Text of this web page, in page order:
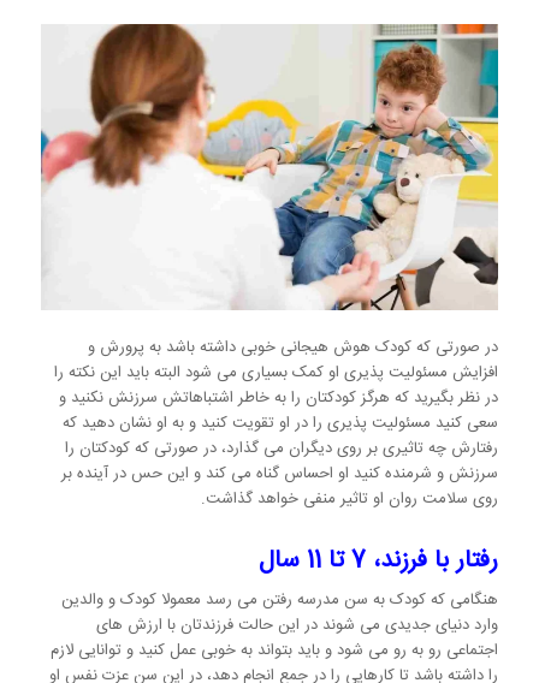
در صورتی که کودک هوش هیجانی خوبی داشته باشد به پرورش و
افزایش مسئولیت پذیری او کمک بسیاری می شود البته باید این نکته را
در نظر بگیرید که هرگز کودکتان را به خاطر اشتباهاتش سرزنش نکنید و
سعی کنید مسئولیت پذیری را در او تقویت کنید و به او نشان دهید که
رفتارش چه تاثیری بر روی دیگران می گذارد، در صورتی که کودکتان را
سرزنش و شرمنده کنید او احساس گناه می کند و این حس در آینده بر
روی سلامت روان او تاثیر منفی خواهد گذاشت.
رفتار با فرزند، 7 تا 11 سال
هنگامی که کودک به سن مدرسه رفتن می رسد معمولا کودک و والدین
وارد دنیای جدیدی می شوند در این حالت فرزندتان با ارزش های
اجتماعی رو به رو می شود و باید بتواند به خوبی عمل کنید و توانایی لازم
را داشته باشد تا کارهایی را در جمع انجام دهد، در این سن عزت نفس او